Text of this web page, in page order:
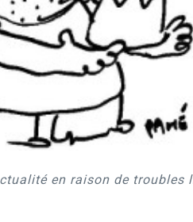
en raison de troubles